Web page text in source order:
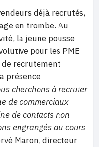
déjà recrutés,
en trombe. Au
la jeune pousse
pour les PME
de recrutement
présence
cherchons à recruter
de commerciaux
de contacts non
engrangés au cours
Maron, directeur